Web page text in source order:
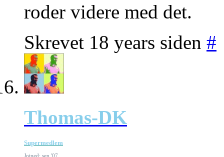
roder videre med det.
Skrevet 18 years siden #
Thomas-DK
Supermedlem
Joined: sep '07